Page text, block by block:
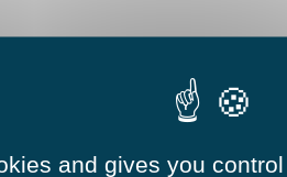
?
and gives you